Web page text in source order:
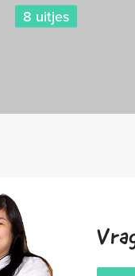
8 uitjes